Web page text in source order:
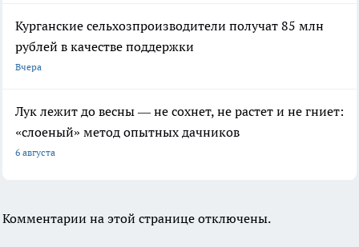
Курганские сельхозпроизводители получат 85 млн
рублей в качестве поддержки
Вчера
Лук лежит до весны — не сохнет, не растет и не гниет:
«слоеный» метод опытных дачников
6 августа
Комментарии на этой странице отключены.